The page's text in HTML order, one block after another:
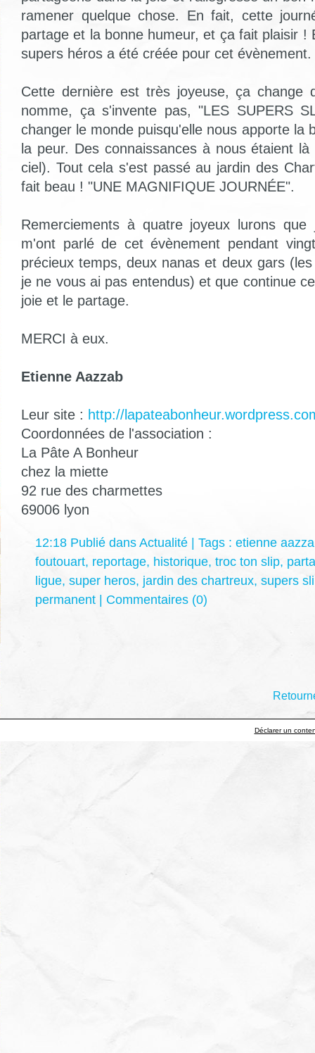
ramener quelque chose. En fait, cette
partage et la bonne humeur, et ça fait plaisir !
supers héros a été créée pour cet évènement.
Cette dernière est très joyeuse, ça change
nomme, ça s'invente pas, "LES SUPERS
changer le monde puisqu'elle nous apporte la
la peur. Des connaissances à nous étaient
ciel). Tout cela s'est passé au jardin des
fait beau ! "UNE MAGNIFIQUE JOURNÉE".
Remerciements à quatre joyeux lurons
m'ont parlé de cet évènement pendant
précieux temps, deux nanas et deux gars
je ne vous ai pas entendus) et que continue
joie et le partage.
MERCI à eux.
Etienne Aazzab
Leur site : http://
Coordonnées de l'association :
La Pâte A Bonheur
chez la miette
92 rue des charmettes
69006 lyon
12:18 Publié dans Actualité | Tags : etienne
foutouart, reportage, historique, troc ton slip,
ligue, super heros, jardin des chartreux, supers
permanent | Commentaires (0)
Déclarer un